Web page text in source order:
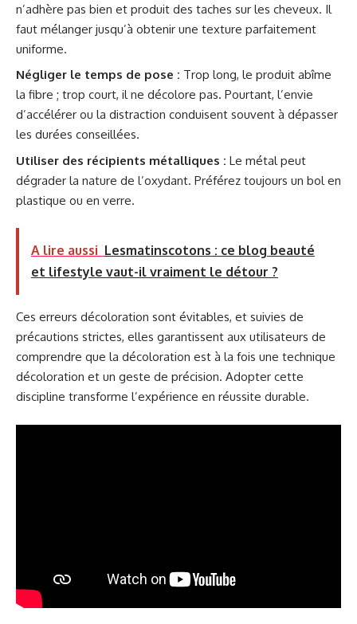
n’adhère pas bien et produit des taches sur les cheveux. Il
faut mélanger jusqu’à obtenir une texture parfaitement
uniforme.
Négliger le temps de pose : Trop long, le produit abîme
la fibre ; trop court, il ne décolore pas. Pourtant, l’envie
d’accélérer ou la distraction conduisent souvent à dépasser
les durées conseillées.
Utiliser des récipients métalliques : Le métal peut
dégrader la nature de l’oxydant. Préférez toujours un bol en
plastique ou en verre.
A lire aussi Lesmatinscotons : ce blog beauté
et lifestyle vaut-il vraiment le détour ?
Ces erreurs décoloration sont évitables, et suivies de
précautions strictes, elles garantissent aux utilisateurs de
comprendre que la décoloration est à la fois une technique
décoloration et un geste de précision. Adopter cette
discipline transforme l’expérience en réussite durable.